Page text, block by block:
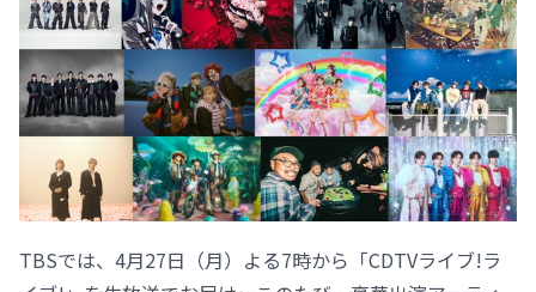
TBSでは、4月27日（月）よる7時から「CDTVライブ!ラ